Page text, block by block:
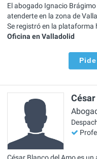
El abogado Ignacio
atenderte en la zona de
Se registró en la plataforma
Oficina en Valladolid
César Blanco del Amo es